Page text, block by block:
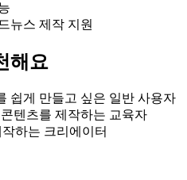
뉴스 제작 지원
해요
쉽게 만들고 싶은 일반 사용자
텐츠를 제작하는 교육자
하는 크리에이터